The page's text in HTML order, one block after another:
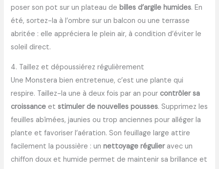
poser son pot sur un plateau debilles d’argile humides. En
été, sortez-la à l’ombre sur un balcon ou une terrasse
abritée : elle appréciera le plein air, à condition d’éviter le
soleil direct.
4. Taillez et dépoussiérez régulièrement
Une Monstera bien entretenue, c’est une plante qui
respire. Taillez-la une à deux fois par an pourcontrôler sa
croissance etstimuler de nouvelles pousses. Supprimez les
feuilles abîmées, jaunies ou trop anciennes pour alléger la
plante et favoriser l’aération. Son feuillage large attire
facilement la poussière : unnettoyage régulieravec un
chiffon doux et humide permet de maintenir sa brillance et